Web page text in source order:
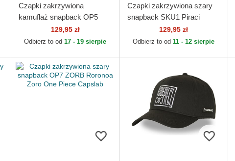
Czapki zakrzywiona
kamuflaż snapback OP5
CAM Roronoa Zoro One
Piece Capslab
129,95 zł
Odbierz to od17 - 19 sierpie
Czapki zakrzywiona szary
snapback SKU1 Piraci
Słomkowego Kapelusza One
Piece Capslab
129,95 zł
Odbierz to od11 - 12 sierpie